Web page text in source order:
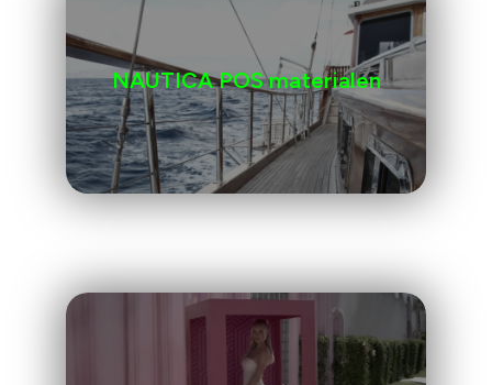
NAUTICA POS materialen